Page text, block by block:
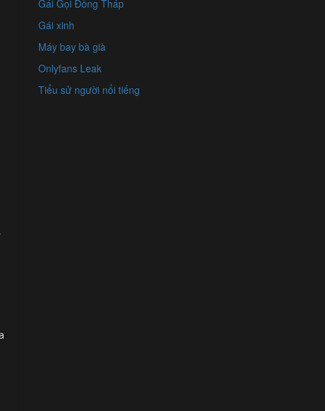
Gái Gọi Đồng Tháp
Gái xinh
Máy bay bà già
Onlyfans Leak
Tiểu sử người nổi tiếng